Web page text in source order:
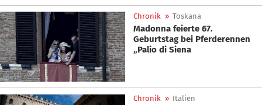
Chronik » Toskana
Madonna feierte 67.
Geburtstag bei Pferderennen
„Palio di Siena
Chronik » Italien